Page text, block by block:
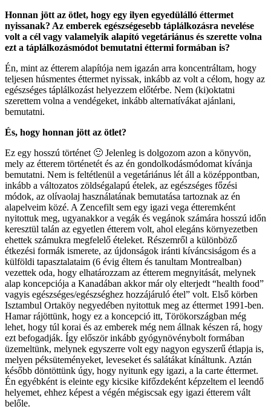
Honnan jött az ötlet, hogy egy ilyen egyedülálló éttermet
nyissanak? Az emberek egészségesebb táplálkozásra nevelése
volt a cél vagy valamelyik alapító vegetáriánus és szerette volna
ezt a táplálkozásmódot bemutatni éttermi formában is?
Én, mint az étterem alapítója nem igazán arra koncentráltam, hogy
teljesen húsmentes éttermet nyissak, inkább az volt a célom, hogy az
egészséges táplálkozást helyezzem előtérbe. Nem (ki)oktatni
szerettem volna a vendégeket, inkább alternatívákat ajánlani,
bemutatni.
És, hogy honnan jött az ötlet?
Ez egy hosszú történet 🙂 Jelenleg is dolgozom azon a könyvön,
mely az étterem történetét és az én gondolkodásmódomat kívánja
bemutatni. Nem is feltétlenül a vegetáriánus lét áll a középpontban,
inkább a változatos zöldségalapú ételek, az egészséges főzési
módok, az olívaolaj használatának bemutatása tartoznak az én
alapelveim közé. A Zencefilt sem egy igazi vega étteremként
nyitottuk meg, ugyanakkor a vegák és vegánok számára hosszú időn
keresztül talán az egyetlen étterem volt, ahol elegáns környezetben
ehettek számukra megfelelő ételeket. Részemről a különböző
étkezési formák ismerete, az újdonságok iránti kíváncsiságom és a
külföldi tapasztalataim (6 évig éltem és tanultam Montrealban)
vezettek oda, hogy elhatározzam az étterem megnyitását, melynek
alap koncepciója a Kanadában akkor már oly elterjedt “health food”
vagyis egészséges/egészséghez hozzájáruló étel” volt. Első körben
Isztambul Ortaköy negyedében nyitottuk meg az éttermet 1991-ben.
Hamar rájöttünk, hogy ez a koncepció itt, Törökországban még
lehet, hogy túl korai és az emberek még nem állnak készen rá, hogy
ezt befogadják. Így először inkább gyógynövénybolt formában
üzemeltünk, melynek egyszerre volt egy nagyon egyszerű étlapja is,
melyen péksüteményeket, leveseket és salátákat kínáltunk. Aztán
később döntöttünk úgy, hogy nyitunk egy igazi, a la carte éttermet.
Én egyébként is eleinte egy kicsike kifőzdeként képzeltem el leendő
helyemet, ehhez képest a végén mégiscsak egy igazi étterem vált
belőle.